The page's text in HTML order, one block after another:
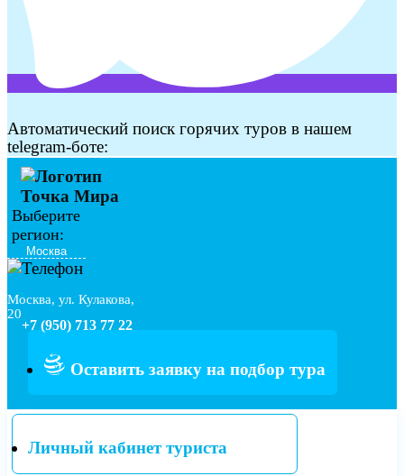
Автоматический поиск горячих туров в нашем
telegram-боте:
Выберите
регион:
Москва, ул. Кулакова,
20
+7 (950) 713 77 22
Оставить заявку на подбор тура
Личный кабинет туриста